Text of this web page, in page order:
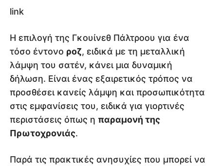
link
Η επιλογή της Γκουίνεθ Πάλτροου για ένα
τόσο έντονο ροζ, ειδικά με τη μεταλλική
λάμψη του σατέν, κάνει μια δυναμική
δήλωση. Είναι ένας εξαιρετικός τρόπος να
προσθέσει κανείς λάμψη και προσωπικότητα
στις εμφανίσεις του, ειδικά για γιορτινές
περιστάσεις όπως η παραμονή της
Πρωτοχρονιάς.
Παρά τις πρακτικές ανησυχίες που μπορεί να